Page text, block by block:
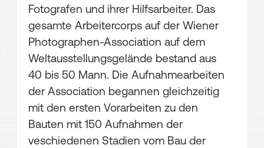
Fotografen und ihrer Hilfsarbeiter. Das
gesamte Arbeitercorps auf der Wiener
Photographen-Association auf dem
Weltausstellungsgelände bestand aus
40 bis 50 Mann. Die Aufnahmearbeiten
der Association begannen gleichzeitig
mit den ersten Vorarbeiten zu den
Bauten mit 150 Aufnahmen der
veschiedenen Stadien vom Bau der